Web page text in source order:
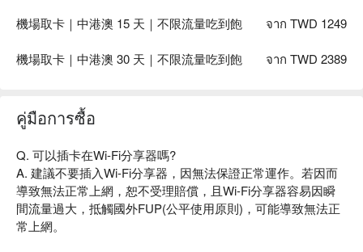
機場取卡｜中港澳 15 天｜不限流量吃到飽 จาก TWD 1249
機場取卡｜中港澳 30 天｜不限流量吃到飽 จาก TWD 2389
คู่มือการซื้อ
Q. 可以插卡在Wi-Fi分享器嗎?
A. 建議不要插入Wi-Fi分享器，因無法保證正常運作。若因而
導致無法正常上網，恕不受理賠償，且Wi-Fi分享器容易因瞬
間流量過大，抵觸國外FUP(公平使用原則)，可能導致無法正
常上網。